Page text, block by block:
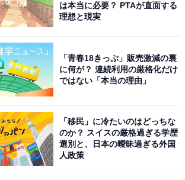
は本当に必要？ PTAが直面する
理想と現実
「青春18きっぷ」販売激減の裏
に何が？ 連続利用の厳格化だけ
ではない「本当の理由」
「移民」に冷たいのはどっちな
のか？ スイスの厳格過ぎる学歴
選別と、日本の曖昧過ぎる外国
人政策